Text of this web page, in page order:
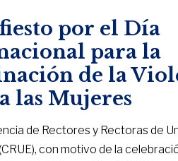
por el Día
para la
de la
las Mujeres
de Rectores y Rectoras de
con motivo de la